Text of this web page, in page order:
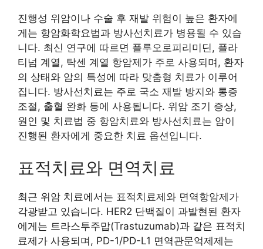
진행성 위암이나 수술 후 재발 위험이 높은 환자에
게는 항암화학요법과 방사선치료가 병용될 수 있습
니다. 최신 연구에 따르면 플루오로피리미딘, 플라
티넘 계열, 탁센 계열 항암제가 주로 사용되며, 환자
의 상태와 암의 특성에 따라 맞춤형 치료가 이루어
집니다. 방사선치료는 주로 국소 재발 방지와 통증
조절, 출혈 완화 등에 사용됩니다. 위암 조기 증상,
원인 및 치료법 중 항암치료와 방사선치료는 암이
진행된 환자에게 중요한 치료 옵션입니다.
표적치료와 면역치료
최근 위암 치료에서는 표적치료제와 면역항암제가
각광받고 있습니다. HER2 단백질이 과발현된 환자
에게는 트라스투주맙(Trastuzumab)과 같은 표적치
료제가 사용되며, PD-1/PD-L1 면역관문억제제는